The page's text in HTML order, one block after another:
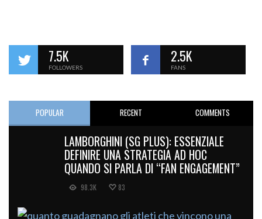
7.5K
FOLLOWERS
2.5K
FANS
POPULAR RECENT COMMENTS
LAMBORGHINI (SG PLUS): ESSENZIALE
DEFINIRE UNA STRATEGIA AD HOC
QUANDO SI PARLA DI “FAN ENGAGEMENT”
98.3K 83